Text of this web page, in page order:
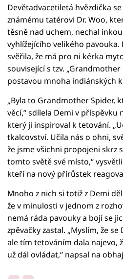
Devětadvacetiletá hvězdička
známému tatérovi Dr. Woo,
těsně nad uchem, nechal
vyhlížejícího velikého pavouka.
svěřila, že má pro ni kérka
související s tzv. „Grandmother
postavou mnoha indiánských
„Byla to Grandmother Spider,
věcí,“ sdílela Demi v
který ji inspiroval k tetování.
tkalcovství. Učila nás o ohni,
že jsme všichni propojeni skrz
tomto světě své místo,“
kteří na nový přírůstek
Mnoho z nich si totiž z Demi
že v minulosti v jednom z
nemá ráda pavouky a bojí se
zpěvačky zastal. „Myslím, že
ale tím tetováním dala najevo,
už dál ovládat,“ napsal na